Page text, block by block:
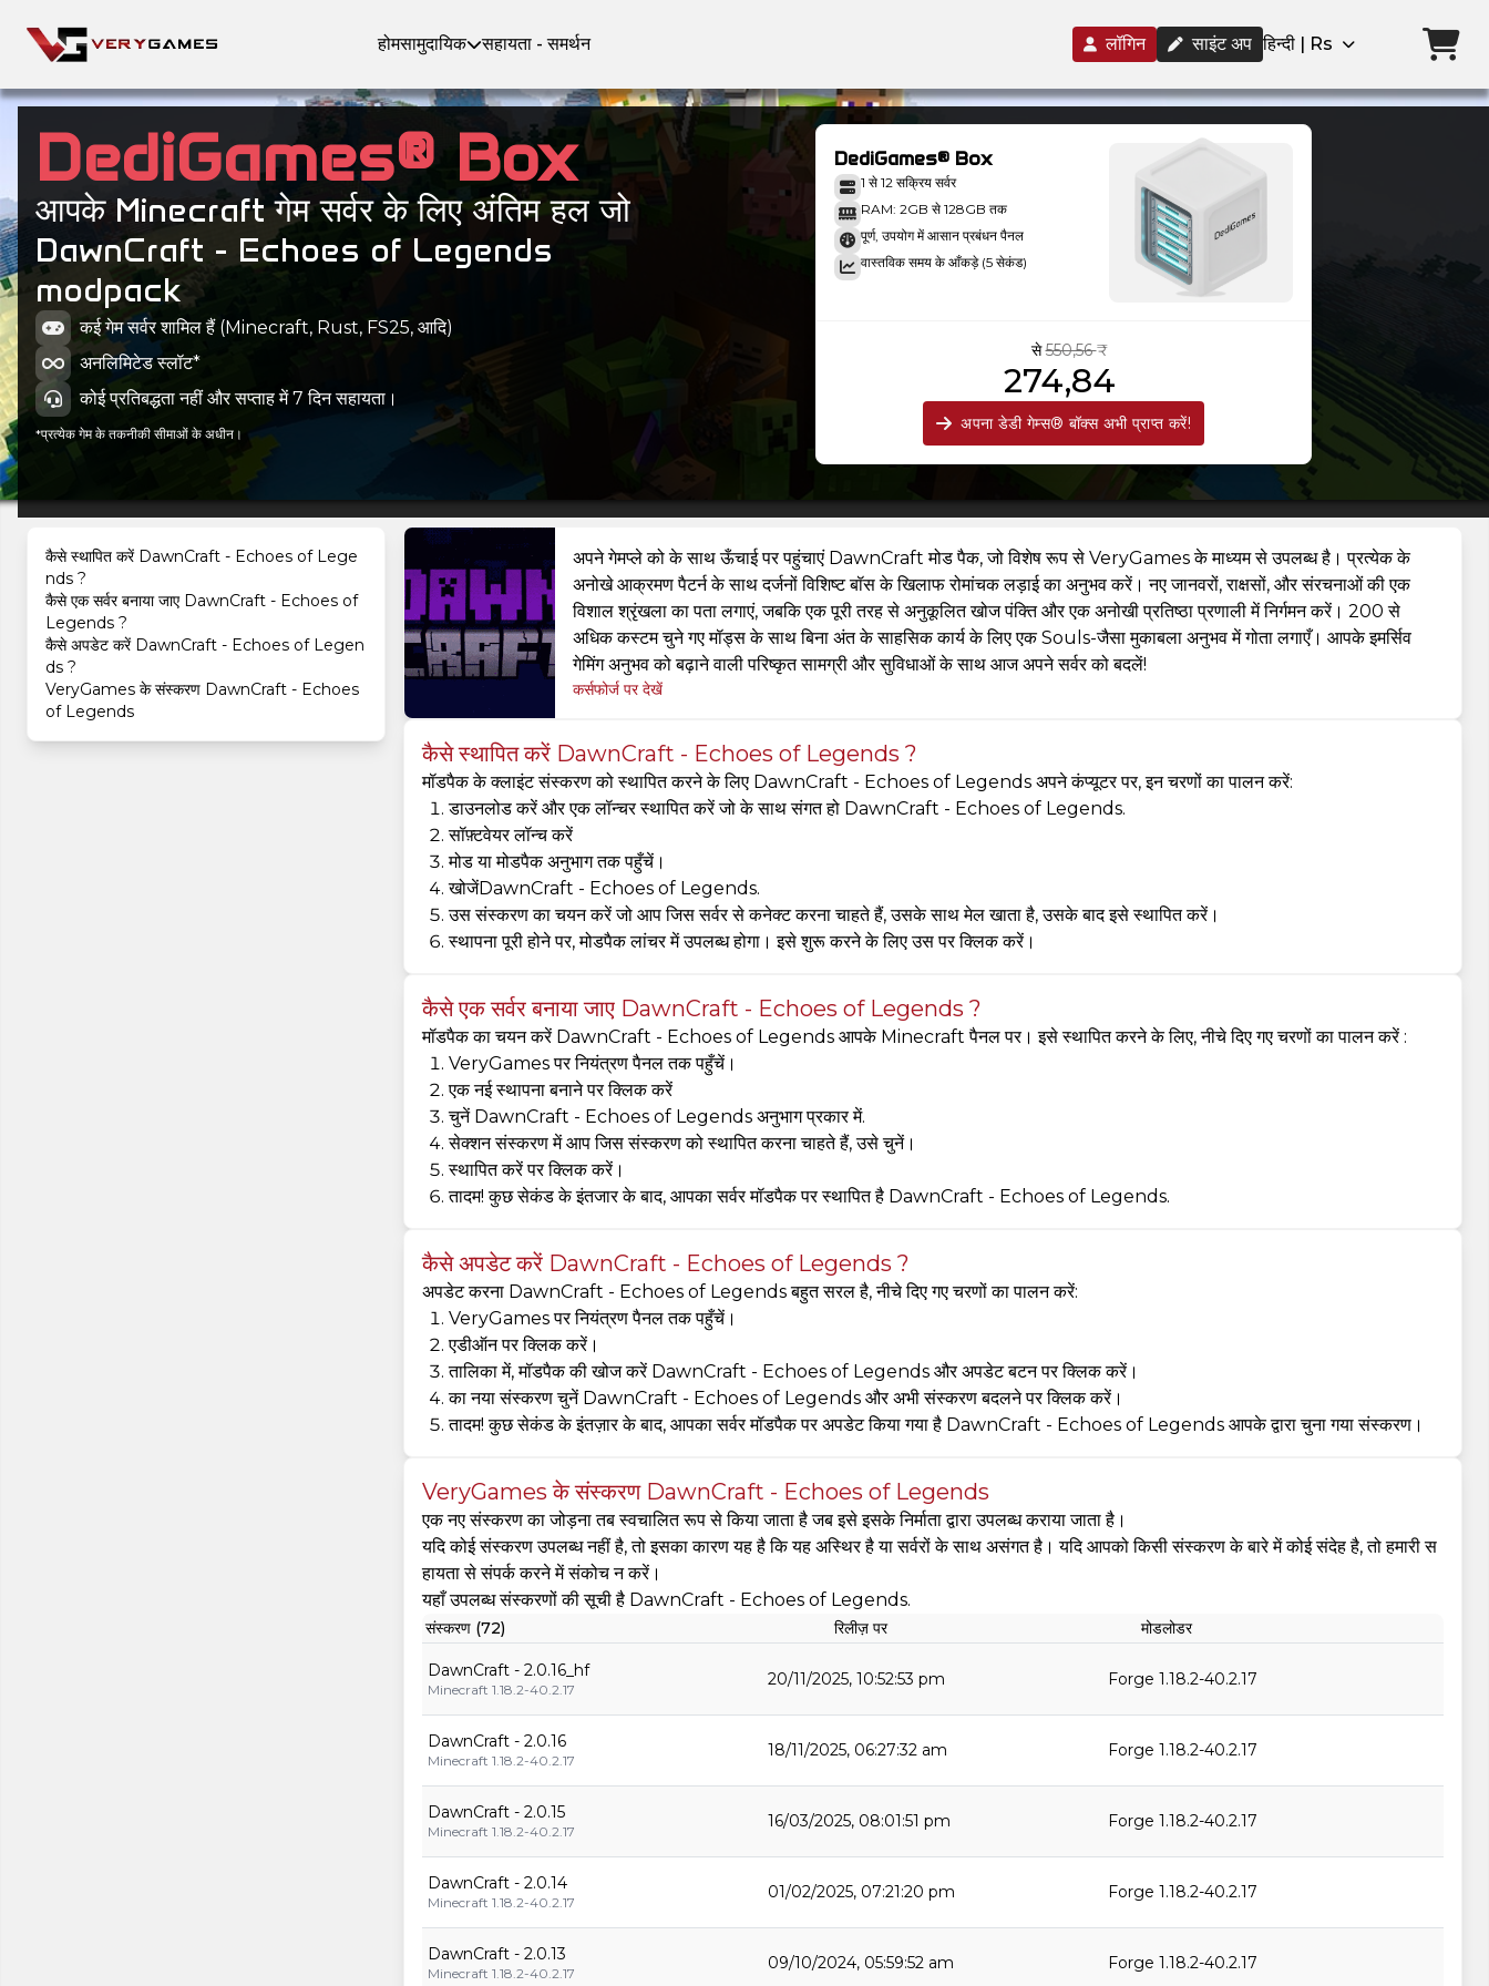
होमसामुदायिक सहायता - समर्थन लॉगिन साइंट अप हिन्दी | Rs
DediGames® Box
आपके Minecraft गेम सर्वर के लिए अंतिम हल जो
DawnCraft - Echoes of Legends
modpack
कई गेम सर्वर शामिल हैं (Minecraft, Rust, FS25, आदि)
अनलिमिटेड स्लॉट*
कोई प्रतिबद्धता नहीं और सप्ताह में 7 दिन सहायता।
*प्रत्येक गेम के तकनीकी सीमाओं के अधीन।
DediGames® Box
1 से 12 सक्रिय सर्वर
RAM: 2GB से 128GB तक
पूर्ण, उपयोग में आसान प्रबंधन पैनल
वास्तविक समय के आँकड़े (5 सेकंड)
से 550,56 ₹
274,84 ₹
अपना डेडी गेम्स® बॉक्स अभी प्राप्त करें!
कैसे स्थापित करें DawnCraft - Echoes of Lege
nds ?
कैसे एक सर्वर बनाया जाए DawnCraft - Echoes of
Legends ?
कैसे अपडेट करें DawnCraft - Echoes of Legen
ds ?
VeryGames के संस्करण DawnCraft - Echoes
of Legends
अपने गेमप्ले को के साथ ऊँचाई पर पहुंचाएं DawnCraft मोड पैक, जो विशेष रूप से VeryGames के माध्यम से उपलब्ध है। प्रत्येक के
अनोखे आक्रमण पैटर्न के साथ दर्जनों विशिष्ट बॉस के खिलाफ रोमांचक लड़ाई का अनुभव करें। नए जानवरों, राक्षसों, और संरचनाओं की एक
विशाल श्रृंखला का पता लगाएं, जबकि एक पूरी तरह से अनुकूलित खोज पंक्ति और एक अनोखी प्रतिष्ठा प्रणाली में निर्गमन करें। 200 से
अधिक कस्टम चुने गए मॉड्स के साथ बिना अंत के साहसिक कार्य के लिए एक Souls-जैसा मुकाबला अनुभव में गोता लगाएँ। आपके इमर्सिव
गेमिंग अनुभव को बढ़ाने वाली परिष्कृत सामग्री और सुविधाओं के साथ आज अपने सर्वर को बदलें!
कर्सफोर्ज पर देखें
कैसे स्थापित करें DawnCraft - Echoes of Legends ?
मॉडपैक के क्लाइंट संस्करण को स्थापित करने के लिए DawnCraft - Echoes of Legends अपने कंप्यूटर पर, इन चरणों का पालन करें:
डाउनलोड करें और एक लॉन्चर स्थापित करें जो के साथ संगत हो DawnCraft - Echoes of Legends.
सॉफ़्टवेयर लॉन्च करें
मोड या मोडपैक अनुभाग तक पहुँचें।
खोजेंDawnCraft - Echoes of Legends.
उस संस्करण का चयन करें जो आप जिस सर्वर से कनेक्ट करना चाहते हैं, उसके साथ मेल खाता है, उसके बाद इसे स्थापित करें।
स्थापना पूरी होने पर, मोडपैक लांचर में उपलब्ध होगा। इसे शुरू करने के लिए उस पर क्लिक करें।
कैसे एक सर्वर बनाया जाए DawnCraft - Echoes of Legends ?
मॉडपैक का चयन करें DawnCraft - Echoes of Legends आपके Minecraft पैनल पर। इसे स्थापित करने के लिए, नीचे दिए गए चरणों का पालन करें :
VeryGames पर नियंत्रण पैनल तक पहुँचें।
एक नई स्थापना बनाने पर क्लिक करें
चुनें DawnCraft - Echoes of Legends अनुभाग प्रकार में.
सेक्शन संस्करण में आप जिस संस्करण को स्थापित करना चाहते हैं, उसे चुनें।
स्थापित करें पर क्लिक करें।
तादम! कुछ सेकंड के इंतजार के बाद, आपका सर्वर मॉडपैक पर स्थापित है DawnCraft - Echoes of Legends.
कैसे अपडेट करें DawnCraft - Echoes of Legends ?
अपडेट करना DawnCraft - Echoes of Legends बहुत सरल है, नीचे दिए गए चरणों का पालन करें:
VeryGames पर नियंत्रण पैनल तक पहुँचें।
एडीऑन पर क्लिक करें।
तालिका में, मॉडपैक की खोज करें DawnCraft - Echoes of Legends और अपडेट बटन पर क्लिक करें।
का नया संस्करण चुनें DawnCraft - Echoes of Legends और अभी संस्करण बदलने पर क्लिक करें।
तादम! कुछ सेकंड के इंतज़ार के बाद, आपका सर्वर मॉडपैक पर अपडेट किया गया है DawnCraft - Echoes of Legends आपके द्वारा चुना गया संस्करण।
VeryGames के संस्करण DawnCraft - Echoes of Legends
एक नए संस्करण का जोड़ना तब स्वचालित रूप से किया जाता है जब इसे इसके निर्माता द्वारा उपलब्ध कराया जाता है।
यदि कोई संस्करण उपलब्ध नहीं है, तो इसका कारण यह है कि यह अस्थिर है या सर्वरों के साथ असंगत है। यदि आपको किसी संस्करण के बारे में कोई संदेह है, तो हमारी स
हायता से संपर्क करने में संकोच न करें।
यहाँ उपलब्ध संस्करणों की सूची है DawnCraft - Echoes of Legends.
संस्करण (72) रिलीज़ पर मोडलोडर
DawnCraft - 2.0.16_hf
Minecraft 1.18.2-40.2.17
20/11/2025, 10:52:53 pm Forge 1.18.2-40.2.17
DawnCraft - 2.0.16
Minecraft 1.18.2-40.2.17
18/11/2025, 06:27:32 am Forge 1.18.2-40.2.17
DawnCraft - 2.0.15
Minecraft 1.18.2-40.2.17
16/03/2025, 08:01:51 pm Forge 1.18.2-40.2.17
DawnCraft - 2.0.14
Minecraft 1.18.2-40.2.17
01/02/2025, 07:21:20 pm Forge 1.18.2-40.2.17
DawnCraft - 2.0.13
Minecraft 1.18.2-40.2.17
09/10/2024, 05:59:52 am Forge 1.18.2-40.2.17